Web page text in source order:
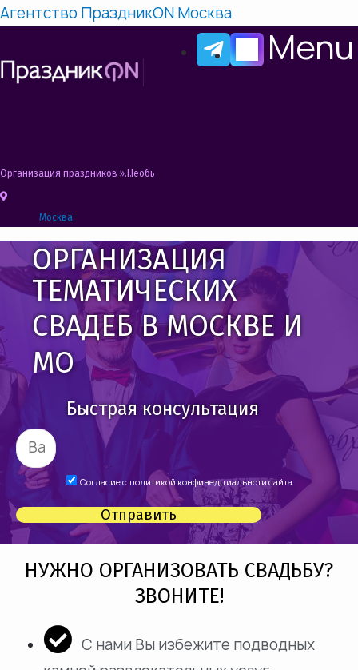
Агентство ПраздникON Москва
Menu
Организация праздников » Необычные свадьбы
Москва
ОРГАНИЗАЦИЯ
ТЕМАТИЧЕСКИХ
СВАДЕБ В МОСКВЕ И
МО
Быстрая консультация
Согласие с политикой конфинедциальнсти сайта
Отправить
НУЖНО ОРГАНИЗОВАТЬ СВАДЬБУ?
ЗВОНИТЕ!
С нами Вы избежите подводных